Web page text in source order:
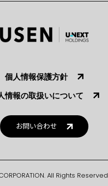
個人情報保護方針
情報の取扱いについて
お問い合わせ
All Rights Reserved